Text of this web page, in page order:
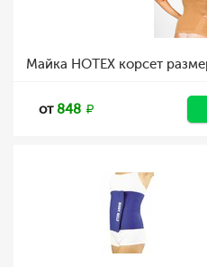
Майка HOTEX корсет
от848